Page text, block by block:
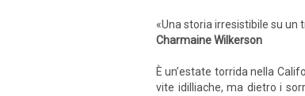
«Una storia irresistibile su un
Charmaine Wilkerson
È un’estate torrida nella
vite idilliache, ma dietro i